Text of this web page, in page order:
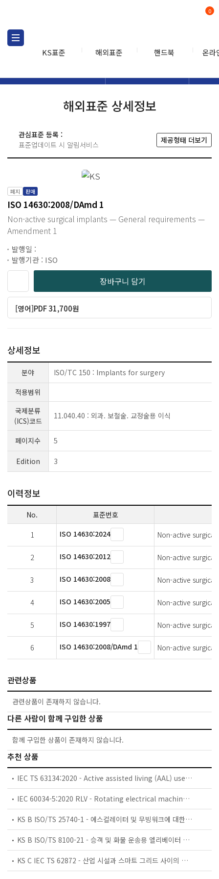
KS표준 해외표준 핸드북 온라
0
해외표준 상세정보
관심표준 등록 :
표준업데이트 시 알림서비스
제공형태 더보기
폐지 판매
ISO 14630:2008/DAmd 1
Non-active surgical implants — General requirements —
Amendment 1
발행일 :
발행기관 : ISO
장바구니 담기
[영어]PDF 31,700원
상세정보
분야
ISO/TC 150 : Implants for surgery
적용범위
국제분류
(ICS)코드
11.040.40 : 외과. 보철술. 교정술용 이식
페이지수 5
Edition 3
이력정보
No. 표준번호
1 ISO 14630:2024 Non-active
2 ISO 14630:2012 Non-active
3 ISO 14630:2008 Non-active
4 ISO 14630:2005 Non-active
5 ISO 14630:1997 Non-active
6 ISO 14630:2008/DAmd 1 Non-active
관련상품
관련상품이 존재하지 않습니다.
다른 사람이 함께 구입한 상품
함께 구입한 상품이 존재하지 않습니다.
추천 상품
IEC TS 63134:2020 - Active assisted living (AAL) use cases
IEC 60034-5:2020 RLV - Rotating electrical machines - Part 5: Degrees of protection provided by the integral design of rotating electrical machines (IP code) - Classification
KS B ISO/TS 25740-1 - 에스컬레이터 및 무빙워크에 대한 안전요건 — 제1부: 세계공통 필수 안전요건(GESRs)
KS B ISO/TS 8100-21 - 승객 및 화물 운송용 엘리베이터 —제21부: 세계공통 필수안전요건(GESRs)을 충족하는 세계공통 안전 파라미터(GSPs)
KS C IEC TS 62872 - 산업 시설과 스마트 그리드 사이의 산업 공정 측정, 제어 및 자동화 시스템 인터페이스